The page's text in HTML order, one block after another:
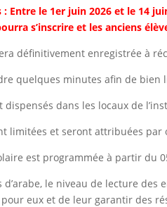
Entre le 1er juin 2026 et le 14
s’inscrire et les anciens
définitivement enregistrée à
quelques minutes afin de
dispensés dans les locaux de
limitées et seront attribuées
est programmée à partir du
d’arabe, le niveau de lecture
eux et de leur garantir des